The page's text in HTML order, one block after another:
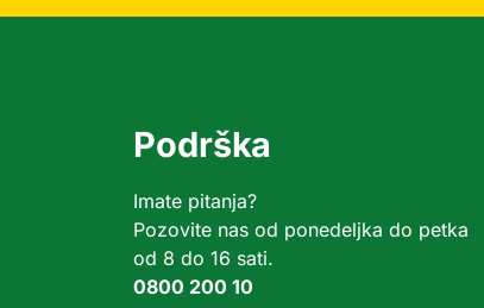
Podrška
Imate pitanja?
Pozovite nas od ponedeljka do petka
od 8 do 16 sati.
0800 200 10